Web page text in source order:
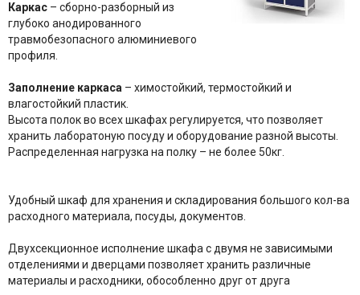
Каркас – сборно-разборный из
глубоко анодированного
травмобезопасного алюминиевого
профиля.
Заполнение каркаса – химостойкий, термостойкий и
влагостойкий пластик.
Высота полок во всех шкафах регулируется, что позволяет
хранить лаборатоную посуду и оборудование разной высоты.
Распределенная нагрузка на полку – не более 50кг.
Удобный шкаф для хранения и складирования большого кол-ва
расходного материала, посуды, документов.
Двухсекционное исполнение шкафа с двумя не зависимыми
отделениями и дверцами позволяет хранить различные
материалы и расходники, обособленно друг от друга